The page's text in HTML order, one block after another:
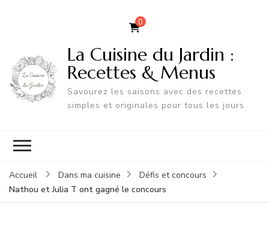
0
La Cuisine du Jardin :
Recettes & Menus
Savourez les saisons avec des recettes
simples et originales pour tous les jours
Accueil Dans ma cuisine
Défis et concours
Nathou et Julia T ont gagné le concours